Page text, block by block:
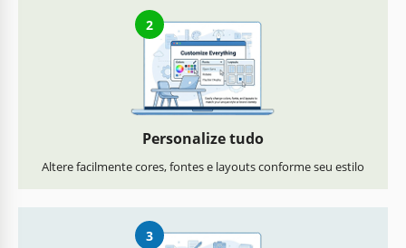
2
Personalize tudo
Altere facilmente cores, fontes e layouts conforme seu estilo
3